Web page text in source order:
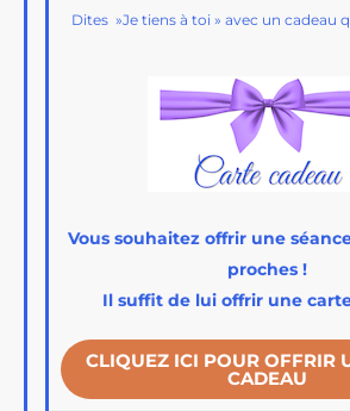
Dites »Je tiens à toi » avec un cadeau
Vous souhaitez offrir une
proches !
Il suffit de lui offrir une
CLIQUEZ ICI POUR OFFRIR
CADEAU